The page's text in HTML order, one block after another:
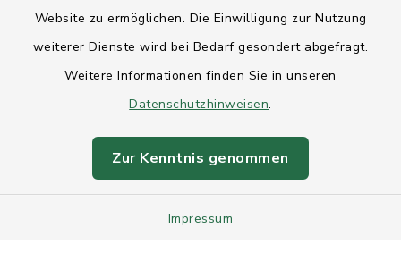
Website zu ermöglichen. Die Einwilligung zur Nutzung
weiterer Dienste wird bei Bedarf gesondert abgefragt.
Weitere Informationen finden Sie in unseren
Datenschutzhinweisen.
Zur Kenntnis genommen
Impressum
Barrierefreiheit
Datenschutz
Impressum
Sitemap
Intranet